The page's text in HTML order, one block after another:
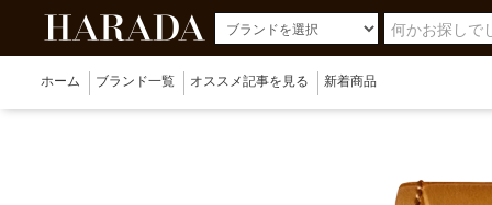
ホーム ブランド一覧 オススメ記事を見る 新着商品